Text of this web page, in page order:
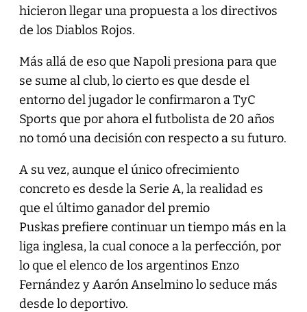
hicieron llegar una propuesta a los directivos
de los Diablos Rojos.
Más allá de eso que Napoli presiona para que
se sume al club, lo cierto es que desde el
entorno del jugador le confirmaron a TyC
Sports que por ahora el futbolista de 20 años
no tomó una decisión con respecto a su futuro.
A su vez, aunque el único ofrecimiento
concreto es desde la Serie A, la realidad es
que el último ganador del premio
Puskasprefiere continuar un tiempo más en la
liga inglesa, la cual conoce a la perfección, por
lo que el elenco de los argentinos Enzo
Fernández y Aarón Anselmino lo seduce más
desde lo deportivo.